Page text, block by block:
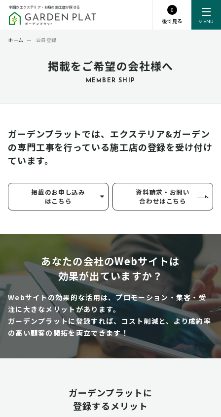
MENU
全国のエクステリア・お庭の施工店が探せる
0
後で見る
掲載をご希望の会社様へ
MEMBER SHIP
ホーム ー 会員登録
ガーデンプラットでは、エクステリア&ガーデン
の専門工事を行っている施工店の登録を受け付け
ています。
掲載のお申し込み
はこちら
資料請求・お問い
合わせはこちら
あなたの会社のWebサイトは
効果が出ていますか？
Webサイトの効果的な活用は、プロモーション・集客・受
注に大きなメリットがあります。
ガーデンプラットに登録すれば、コスト削減と、より成約率
の高い顧客の開拓を両立できます！
ガーデンプラットに
登録するメリット